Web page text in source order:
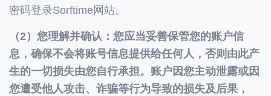
密码登录Sorftime网站。
（2）您理解并确认：您应当妥善保管您的账户信
息，确保不会将账号信息提供给任何人，否则由此产
生的一切损失由您自行承担。账户因您主动泄露或因
您遭受他人攻击、诈骗等行为导致的损失及后果，